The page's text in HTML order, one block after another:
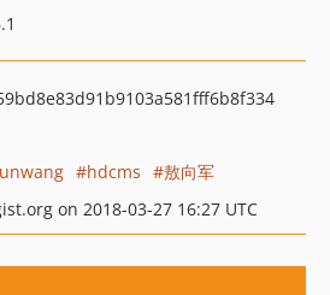
hdcms
敖向军
on 2018-03-27 16:27 UTC